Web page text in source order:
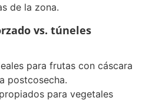
de la zona.
vs. túneles
para frutas con cáscara
postcosecha.
para vegetales